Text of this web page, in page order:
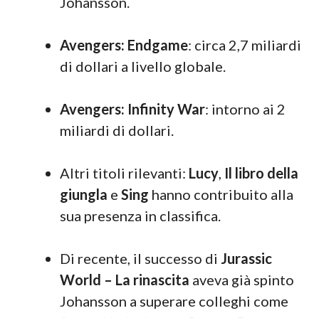
Avengers: Endgame: circa 2,7 miliardi
di dollari a livello globale.
Avengers: Infinity War: intorno ai 2
miliardi di dollari.
Altri titoli rilevanti: Lucy, Il libro della
giungla e Sing hanno contribuito alla
sua presenza in classifica.
Di recente, il successo di Jurassic
World – La rinascita aveva già spinto
Johansson a superare colleghi come